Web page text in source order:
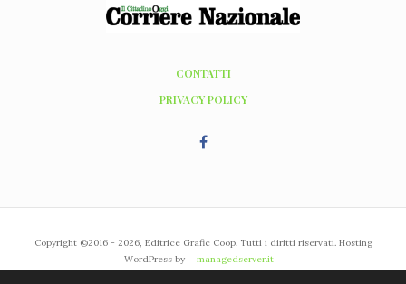
CONTATTI
PRIVACY POLICY
Copyright ©2016 - 2026, Editrice Grafic Coop. Tutti i diritti riservati. Hosting
WordPress by
managedserver.it